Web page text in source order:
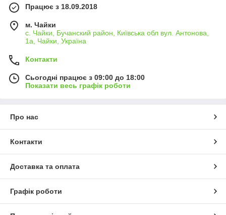
Працює з 18.09.2018
м. Чайки
с. Чайки, Бучанский район, Київська обл вул. Антонова,
1а, Чайки, Україна
Контакти
Сьогодні працює з 09:00 до 18:00
Показати весь графік роботи
Про нас
Контакти
Доставка та оплата
Графік роботи